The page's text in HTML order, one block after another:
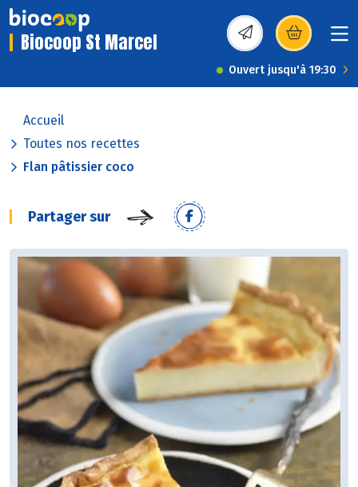
Biocoop St Marcel (s’ouvre dans une
Ouvert jusqu'à 19:30
Accueil
Toutes nos recettes
Flan pâtissier coco
Partager sur